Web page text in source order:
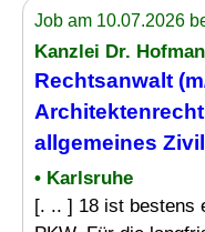
Job am 10.07.2026
Kanzlei Dr.
Rechtsanwalt
allgemeines
• Karlsruhe
[. .. ] 18 ist bestens